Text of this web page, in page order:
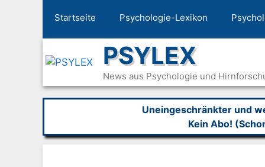
Startseite Psychologie-Lexikon
PSYLEX
News aus Psychologie und
Uneingeschränkter und
Kein Abo!